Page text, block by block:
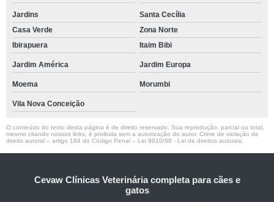
Jardins
Santa Cecília
Casa Verde
Zona Norte
Ibirapuera
Itaim Bibi
Jardim América Jardim Europa
Moema Morumbi
Vila Nova Conceição
O conteúdo do texto desta página é de direito reservado. Sua reprodução, parcial ou total,
mesmo citando nossos links, é proibida sem a autorização do autor. Crime de violação de
direito autoral – artigo 184 do Código Penal – Lei 9610/98 - Lei de direitos autorais
Cevaw Clínicas Veterinária completa para cães e
gatos